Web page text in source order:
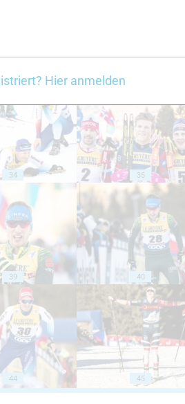
34 35
39 40
44 45
Hier anmelden